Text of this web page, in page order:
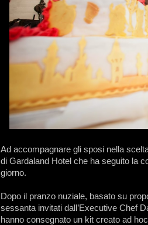
Ad accompagnare gli sposi nella
di Gardaland Hotel che ha seguito la
giorno.
Dopo il pranzo nuziale, basato su
sessanta invitati dall’Executive Chef
hanno consegnato un kit creato ad